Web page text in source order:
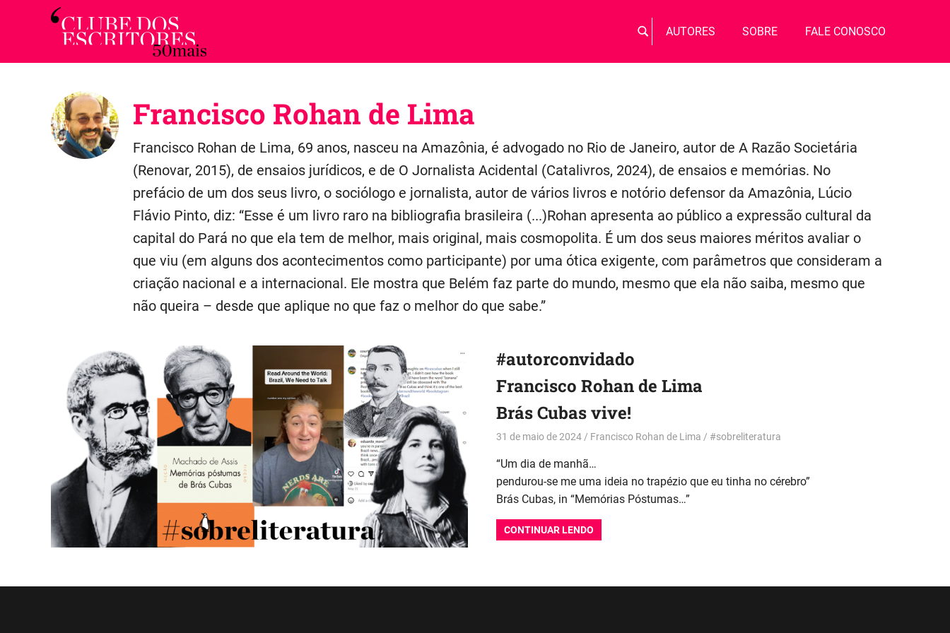
Para
Sobre
a
arte
Busca
por:
BUSCAR
AUTORES SOBRE FALE CONOSCO
Francisco Rohan de Lima
Francisco Rohan de Lima, 69 anos, nasceu na Amazônia, é advogado no Rio de Janeiro, autor de A Razão Societária
(Renovar, 2015), de ensaios jurídicos, e de O Jornalista Acidental (Catalivros, 2024), de ensaios e memórias. No
prefácio de um dos seus livro, o sociólogo e jornalista, autor de vários livros e notório defensor da Amazônia, Lúcio
Flávio Pinto, diz: “Esse é um livro raro na bibliografia brasileira (...)Rohan apresenta ao público a expressão cultural da
capital do Pará no que ela tem de melhor, mais original, mais cosmopolita. É um dos seus maiores méritos avaliar o
que viu (em alguns dos acontecimentos como participante) por uma ótica exigente, com parâmetros que consideram a
criação nacional e a internacional. Ele mostra que Belém faz parte do mundo, mesmo que ela não saiba, mesmo que
não queira – desde que aplique no que faz o melhor do que sabe.”
#autorconvidado
Francisco Rohan de Lima
Brás Cubas vive!
31 de maio de 2024 Francisco Rohan de Lima #sobreliteratura
“Um dia de manhã…
pendurou-se me uma ideia no trapézio que eu tinha no cérebro”
Brás Cubas, in “Memórias Póstumas…”
CONTINUAR LENDO